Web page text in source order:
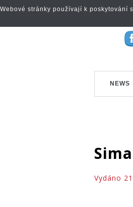
NEWS
Sima
Vydáno
Webové stránky používají k poskytování